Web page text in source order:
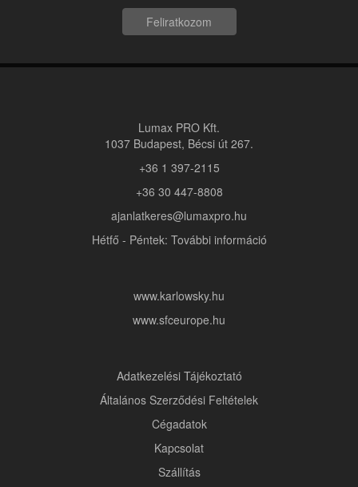
Feliratkozom
Lumax PRO Kft.
1037 Budapest, Bécsi út 267.
+36 1 397-2115
+36 30 447-8808
ajanlatkeres@lumaxpro.hu
Hétfő - Péntek: További információ
www.karlowsky.hu
www.sfceurope.hu
Adatkezelési Tájékoztató
Általános Szerződési Feltételek
Cégadatok
Kapcsolat
Szállítás